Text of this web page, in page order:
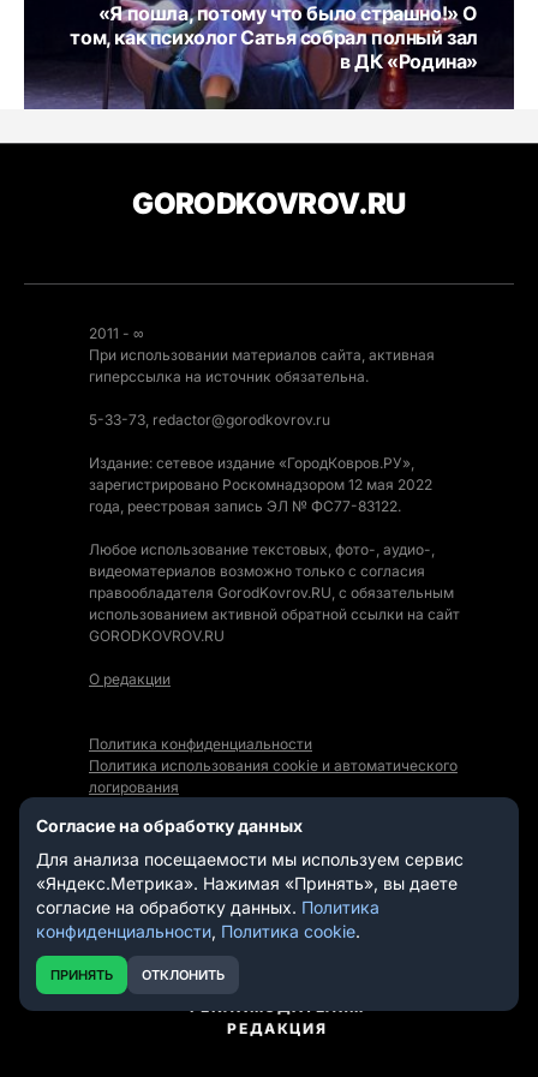
«Я пошла, потому что было страшно!» О
том, как психолог Сатья собрал полный зал
в ДК «Родина»
GORODKOVROV.RU
2011 - ∞
При использовании материалов сайта, активная
гиперссылка на источник обязательна.
5-33-73, redactor@gorodkovrov.ru
Издание: сетевое издание «ГородКовров.РУ»,
зарегистрировано Роскомнадзором 12 мая 2022
года, реестровая запись ЭЛ № ФС77-83122.
Любое использование текстовых, фото-, аудио-,
видеоматериалов возможно только с согласия
правообладателя GorodKovrov.RU, с обязательным
использованием активной обратной ссылки на сайт
GORODKOVROV.RU
О редакции
Политика конфиденциальности
Политика использования cookie и автоматического
логирования
Мы в социальных сетях:
СТАТЬИ
НОВОСТИ
РЕКЛАМОДАТЕЛЯМ
РЕДАКЦИЯ
Согласие на обработку данных
Для анализа посещаемости мы используем сервис
«Яндекс.Метрика». Нажимая «Принять», вы даете
согласие на обработку данных. Политика
конфиденциальности, Политика cookie.
ПРИНЯТЬ ОТКЛОНИТЬ